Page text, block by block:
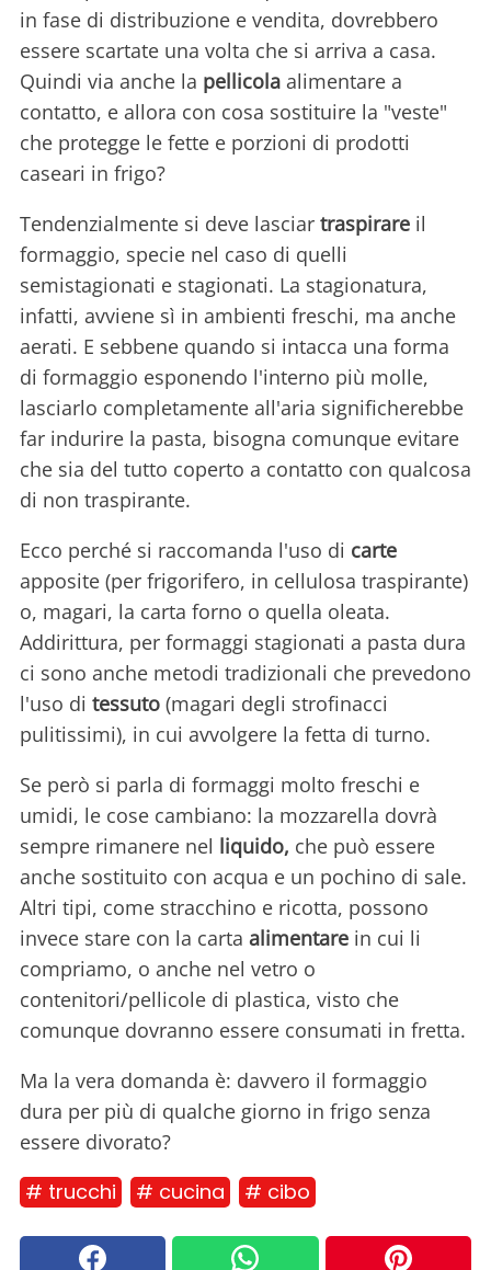
in fase di distribuzione e vendita, dovrebbero
essere scartate una volta che si arriva a casa.
Quindi via anche la pellicola alimentare a
contatto, e allora con cosa sostituire la "veste"
che protegge le fette e porzioni di prodotti
caseari in frigo?
Tendenzialmente si deve lasciar traspirare il
formaggio, specie nel caso di quelli
semistagionati e stagionati. La stagionatura,
infatti, avviene sì in ambienti freschi, ma anche
aerati. E sebbene quando si intacca una forma
di formaggio esponendo l'interno più molle,
lasciarlo completamente all'aria significherebbe
far indurire la pasta, bisogna comunque evitare
che sia del tutto coperto a contatto con qualcosa
di non traspirante.
Ecco perché si raccomanda l'uso di carte
apposite (per frigorifero, in cellulosa traspirante)
o, magari, la carta forno o quella oleata.
Addirittura, per formaggi stagionati a pasta dura
ci sono anche metodi tradizionali che prevedono
l'uso di tessuto (magari degli strofinacci
pulitissimi), in cui avvolgere la fetta di turno.
Se però si parla di formaggi molto freschi e
umidi, le cose cambiano: la mozzarella dovrà
sempre rimanere nel liquido, che può essere
anche sostituito con acqua e un pochino di sale.
Altri tipi, come stracchino e ricotta, possono
invece stare con la carta alimentare in cui li
compriamo, o anche nel vetro o
contenitori/pellicole di plastica, visto che
comunque dovranno essere consumati in fretta.
Ma la vera domanda è: davvero il formaggio
dura per più di qualche giorno in frigo senza
essere divorato?
# trucchi # cucina # cibo